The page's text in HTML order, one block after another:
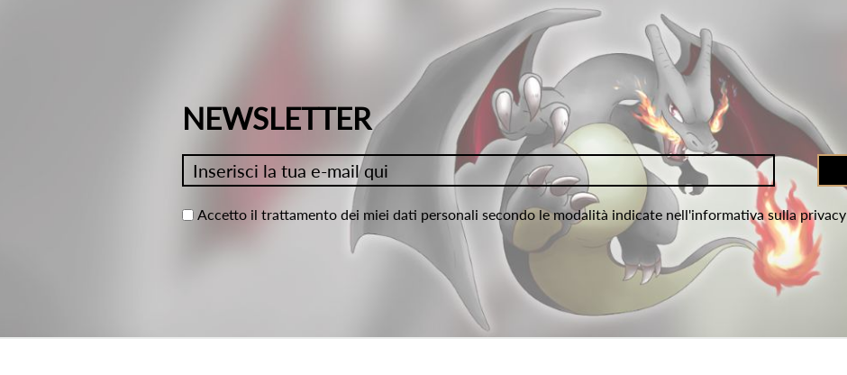
NEWSLETTER
Accetto il trattamento dei miei dati personali secondo le modalità indicate nell'informativa sulla privacy